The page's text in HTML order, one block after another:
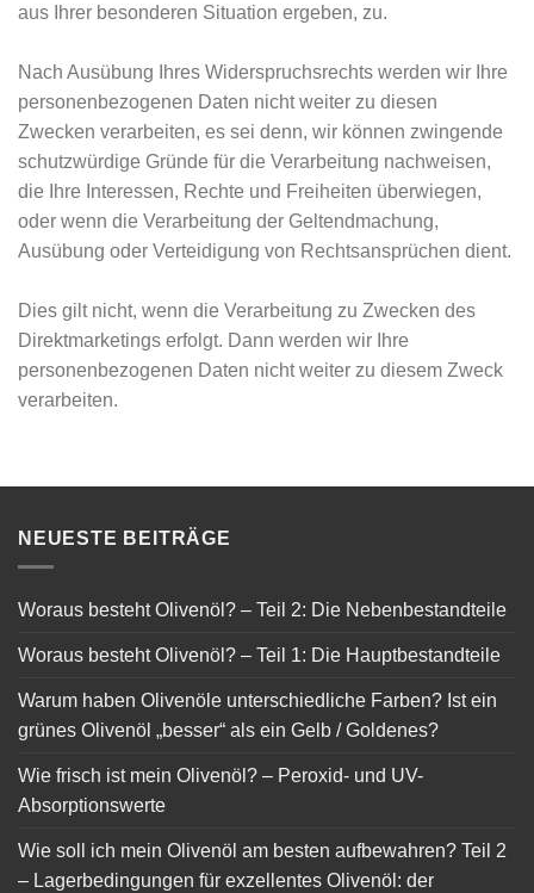
aus Ihrer besonderen Situation ergeben, zu.
Nach Ausübung Ihres Widerspruchsrechts werden wir Ihre
personenbezogenen Daten nicht weiter zu diesen
Zwecken verarbeiten, es sei denn, wir können zwingende
schutzwürdige Gründe für die Verarbeitung nachweisen,
die Ihre Interessen, Rechte und Freiheiten überwiegen,
oder wenn die Verarbeitung der Geltendmachung,
Ausübung oder Verteidigung von Rechtsansprüchen dient.
Dies gilt nicht, wenn die Verarbeitung zu Zwecken des
Direktmarketings erfolgt. Dann werden wir Ihre
personenbezogenen Daten nicht weiter zu diesem Zweck
verarbeiten.
NEUESTE BEITRÄGE
Woraus besteht Olivenöl? – Teil 2: Die Nebenbestandteile
Woraus besteht Olivenöl? – Teil 1: Die Hauptbestandteile
Warum haben Olivenöle unterschiedliche Farben? Ist ein
grünes Olivenöl „besser“ als ein Gelb / Goldenes?
Wie frisch ist mein Olivenöl? – Peroxid- und UV-
Absorptionswerte
Wie soll ich mein Olivenöl am besten aufbewahren? Teil 2
– Lagerbedingungen für exzellentes Olivenöl: der